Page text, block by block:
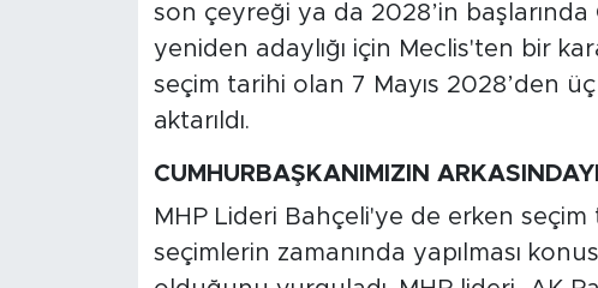
son çeyreği ya da 2028’in başlarında
yeniden adaylığı için Meclis'ten bir
seçim tarihi olan 7 Mayıs 2028’den
aktarıldı.
CUMHURBAŞKANIMIZIN
MHP Lideri Bahçeli'ye de erken seçim
seçimlerin zamanında yapılması
SİYASET
MEDYA KÖŞESİ
VİDEOLAR